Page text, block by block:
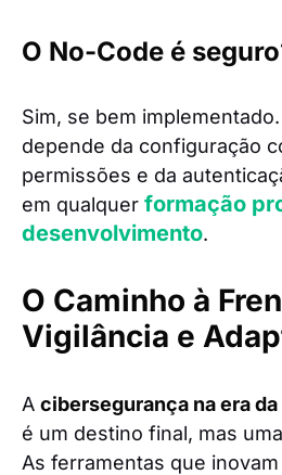
O No-Code é
Sim, se bem
depende da configuração
permissões e da
em qualquer formação
desenvolvimento.
O Caminho à
Vigilância e
A cibersegurança na era
é um destino final, mas
As ferramentas que